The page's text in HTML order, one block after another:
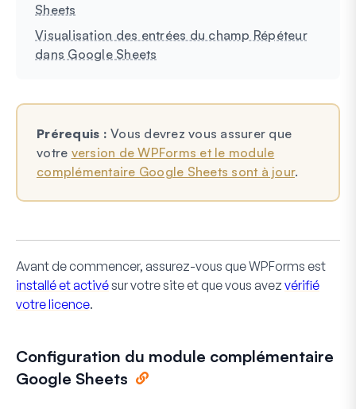
Sheets
Visualisation des entrées du champ Répéteur
dans Google Sheets
Prérequis : Vous devrez vous assurer que
votre version de WPForms et le module
complémentaire Google Sheets sont à jour.
Avant de commencer, assurez-vous que WPForms est
installé et activésur votre site et que vous avez vérifié
votre licence.
Configuration du module complémentaire
Google Sheets